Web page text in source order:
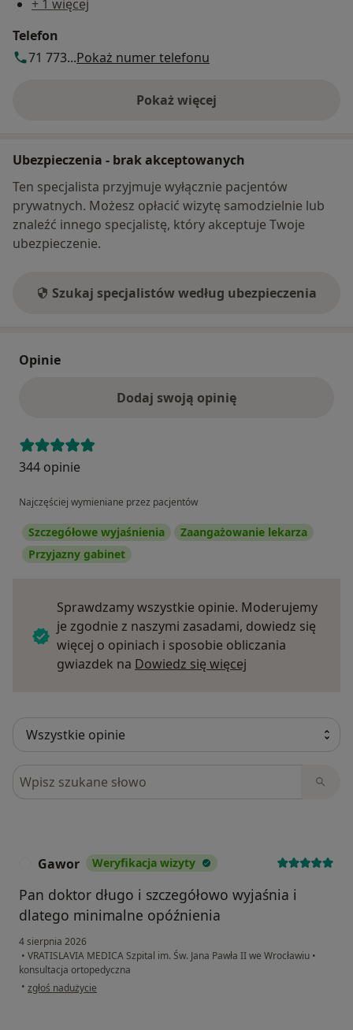
+ 1 więcej
Telefon
71 773...Pokaż numer telefonu
Pokaż więcej
o adresie
Ubezpieczenia - brak akceptowanych
Ten specjalista przyjmuje wyłącznie pacjentów
prywatnych. Możesz opłacić wizytę samodzielnie lub
znaleźć innego specjalistę, który akceptuje Twoje
ubezpieczenie.
Szukaj specjalistów według ubezpieczenia
Opinie
Dodaj swoją opinię
344 opinie
Najczęściej wymieniane przez pacjentów
Szczegółowe wyjaśnienia
Zaangażowanie lekarza
Przyjazny gabinet
Sprawdzamy wszystkie opinie. Moderujemy
je zgodnie z naszymi zasadami, dowiedz się
więcej o opiniach i sposobie obliczania
gwiazdek na Dowiedz się więcej
Szukaj w opiniach
Gawor Weryfikacja wizyty
Pan doktor długo i szczegółowo wyjaśnia i
dlatego minimalne opóźnienia
4 sierpnia 2026
• VRATISLAVIA MEDICA Szpital im. Św. Jana Pawła II we Wrocławiu •
konsultacja ortopedyczna
• w opinii użytkownika Gawor
zgłoś nadużycie